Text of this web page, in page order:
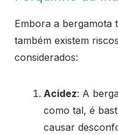
Embora a bergamota
também existem
considerados:
Acidez: A
como tal, é
causar